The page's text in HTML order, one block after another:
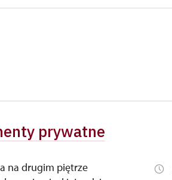
zadarmo
zadarmo
prywatne
na drugim piętrze